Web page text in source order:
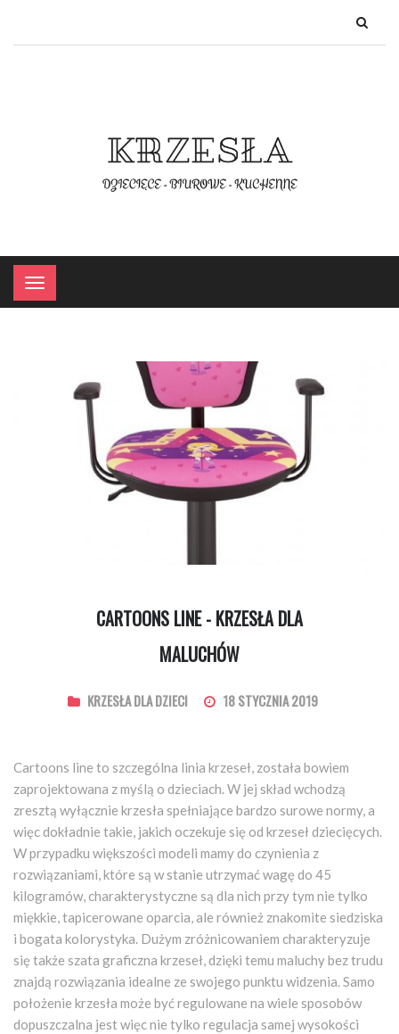
×
Menu
CARTOONS LINE - KRZESŁA DLA
MALUCHÓW
KRZESŁA DLA DZIECI 18 STYCZNIA 2019
Cartoons line to szczególna linia krzeseł, została bowiem
zaprojektowana z myślą o dzieciach. W jej skład wchodzą
zresztą wyłącznie krzesła spełniające bardzo surowe normy, a
więc dokładnie takie, jakich oczekuje się od krzeseł dziecięcych.
W przypadku większości modeli mamy do czynienia z
rozwiązaniami, które są w stanie utrzymać wagę do 45
kilogramów, charakterystyczne są dla nich przy tym nie tylko
miękkie, tapicerowane oparcia, ale również znakomite siedziska
i bogata kolorystyka. Dużym zróżnicowaniem charakteryzuje
się także szata graficzna krzeseł, dzięki temu maluchy bez trudu
znajdą rozwiązania idealne ze swojego punktu widzenia. Samo
położenie krzesła może być regulowane na wiele sposobów
dopuszczalna jest więc nie tylko regulacja samej wysokości